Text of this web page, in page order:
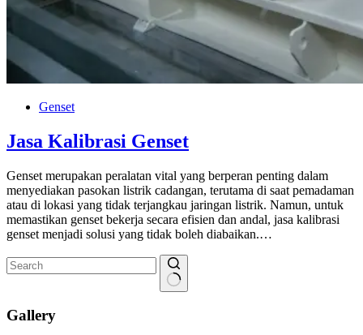
Genset
Jasa Kalibrasi Genset
Genset merupakan peralatan vital yang berperan penting dalam
menyediakan pasokan listrik cadangan, terutama di saat pemadaman
atau di lokasi yang tidak terjangkau jaringan listrik. Namun, untuk
memastikan genset bekerja secara efisien dan andal, jasa kalibrasi
genset menjadi solusi yang tidak boleh diabaikan.…
results
Gallery